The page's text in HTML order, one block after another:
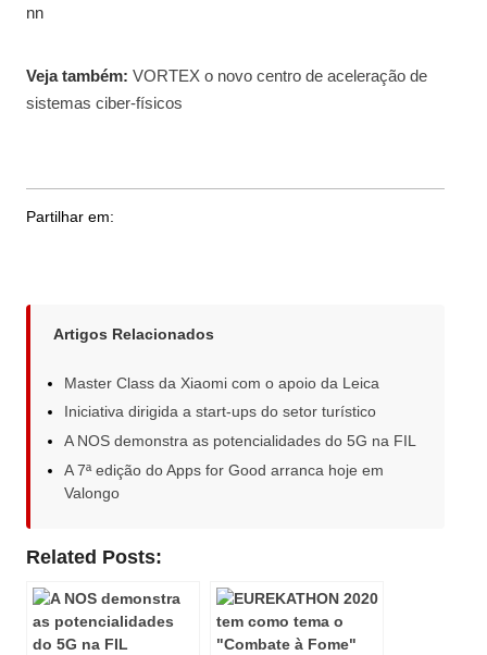
nn
Veja também: VORTEX o novo centro de aceleração de
sistemas ciber-físicos
Partilhar em:
Artigos Relacionados
Master Class da Xiaomi com o apoio da Leica
Iniciativa dirigida a start-ups do setor turístico
A NOS demonstra as potencialidades do 5G na FIL
A 7ª edição do Apps for Good arranca hoje em
Valongo
Related Posts: